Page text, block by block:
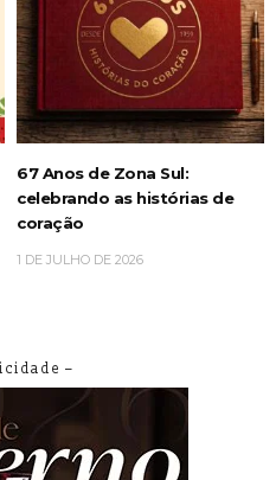
67 Anos de Zona Sul:
celebrando as histórias de
coração
1 DE JULHO DE 2026
–